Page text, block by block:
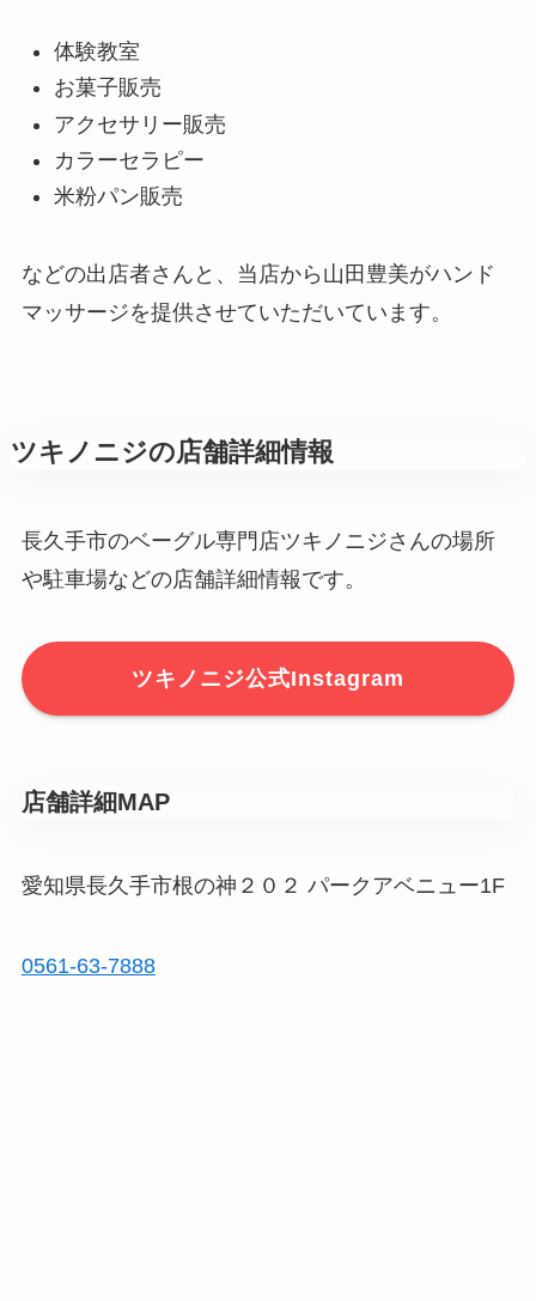
体験教室
お菓子販売
アクセサリー販売
カラーセラピー
米粉パン販売
などの出店者さんと、当店から山田豊美がハンド
マッサージを提供させていただいています。
ツキノニジの店舗詳細情報
長久手市のベーグル専門店ツキノニジさんの場所
や駐車場などの店舗詳細情報です。
ツキノニジ公式Instagram
店舗詳細MAP
愛知県長久手市根の神２０２ パークアベニュー1F
0561-63-7888